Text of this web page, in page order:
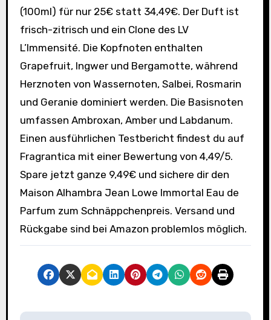
(100ml) für nur 25€ statt 34,49€. Der Duft ist
frisch-zitrisch und ein Clone des LV
L’Immensité. Die Kopfnoten enthalten
Grapefruit, Ingwer und Bergamotte, während
Herznoten von Wassernoten, Salbei, Rosmarin
und Geranie dominiert werden. Die Basisnoten
umfassen Ambroxan, Amber und Labdanum.
Einen ausführlichen Testbericht findest du auf
Fragrantica mit einer Bewertung von 4,49/5.
Spare jetzt ganze 9,49€ und sichere dir den
Maison Alhambra Jean Lowe Immortal Eau de
Parfum zum Schnäppchenpreis. Versand und
Rückgabe sind bei Amazon problemlos möglich.